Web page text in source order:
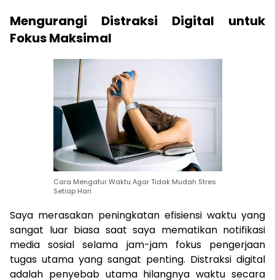
Mengurangi Distraksi Digital untuk
Fokus Maksimal
Cara Mengatur Waktu Agar Tidak Mudah Stres
Setiap Hari
Saya merasakan peningkatan efisiensi waktu yang
sangat luar biasa saat saya mematikan notifikasi
media sosial selama jam-jam fokus pengerjaan
tugas utama yang sangat penting. Distraksi digital
adalah penyebab utama hilangnya waktu secara